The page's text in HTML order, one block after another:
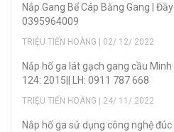
Nắp Gang Bể Cáp Bằng Gang |
0395964009
TRIỆU TIẾN HOÀNG | 02/ 12/ 2022
Nắp hố ga lát gạch gang cầu
124: 2015|| LH: 0911 787 668
TRIỆU TIẾN HOÀNG | 24/ 11/ 2022
Nắp hố ga sử dụng công nghệ